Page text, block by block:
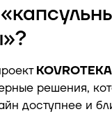
KOVROTEKA
решения,
доступнее и